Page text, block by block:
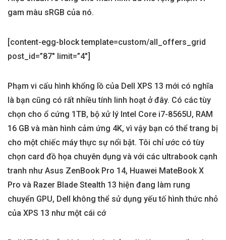
gam màu sRGB của nó.
[content-egg-block template=custom/all_offers_grid
post_id=”87″ limit=”4″]
Phạm vi cấu hình khổng lồ của Dell XPS 13 mới có nghĩa
là bạn cũng có rất nhiều tính linh hoạt ở đây. Có các tùy
chọn cho ổ cứng 1TB, bộ xử lý Intel Core i7-8565U, RAM
16 GB và màn hình cảm ứng 4K, vì vậy bạn có thể trang bị
cho một chiếc máy thực sự nổi bật. Tôi chỉ ước có tùy
chọn card đồ họa chuyên dụng và với các ultrabook cạnh
tranh như Asus ZenBook Pro 14, Huawei MateBook X
Pro và Razer Blade Stealth 13 hiện đang làm rung
chuyển GPU, Dell không thể sử dụng yếu tố hình thức nhỏ
của XPS 13 như một cái cớ